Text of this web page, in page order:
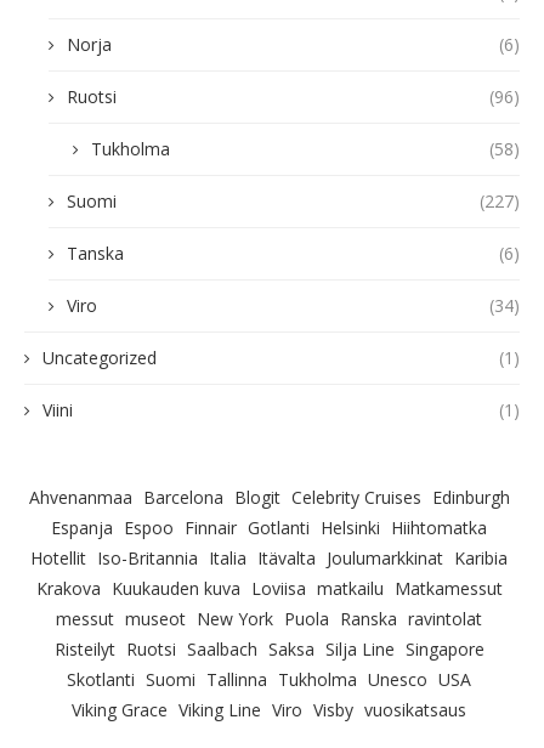
Norja (6)
Ruotsi (96)
Tukholma (58)
Suomi (227)
Tanska (6)
Viro (34)
Uncategorized (1)
Viini (1)
Ahvenanmaa Barcelona Blogit Celebrity Cruises Edinburgh
Espanja Espoo Finnair Gotlanti Helsinki Hiihtomatka
Hotellit Iso-Britannia Italia Itävalta Joulumarkkinat Karibia
Krakova Kuukauden kuva Loviisa matkailu Matkamessut
messut museot New York Puola Ranska ravintolat
Risteilyt Ruotsi Saalbach Saksa Silja Line Singapore
Skotlanti Suomi Tallinna Tukholma Unesco USA
Viking Grace Viking Line Viro Visby vuosikatsaus